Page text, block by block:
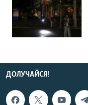
ДОЛУЧАЙСЯ!